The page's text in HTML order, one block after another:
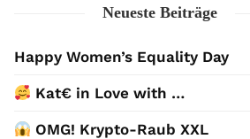
Neueste Beiträge
Happy Women’s Equality Day
Kat€ in Love with …
OMG! Krypto-Raub XXL